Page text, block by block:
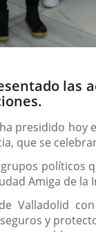
las
presidido hoy
que se
políticos
Amiga de la
Valladolid
y